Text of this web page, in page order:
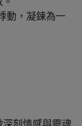
動，凝鍊為一
刻情感與靈魂